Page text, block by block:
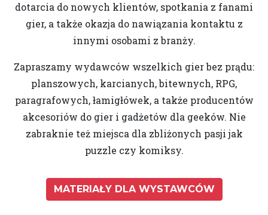
dotarcia do nowych klientów, spotkania z fanami
gier, a także okazja do nawiązania kontaktu z
innymi osobami z branży.
Zapraszamy wydawców wszelkich gier bez prądu:
planszowych, karcianych, bitewnych, RPG,
paragrafowych, łamigłówek, a także producentów
akcesoriów do gier i gadżetów dla geeków. Nie
zabraknie też miejsca dla zbliżonych pasji jak
puzzle czy komiksy.
MATERIAŁY DLA WYSTAWCÓW